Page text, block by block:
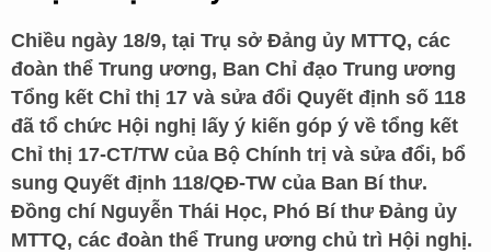
Chiều ngày 18/9, tại Trụ sở Đảng ủy MTTQ, các
đoàn thể Trung ương, Ban Chỉ đạo Trung ương
Tổng kết Chỉ thị 17 và sửa đổi Quyết định số 118
đã tổ chức Hội nghị lấy ý kiến góp ý về tổng kết
Chỉ thị 17-CT/TW của Bộ Chính trị và sửa đổi, bổ
sung Quyết định 118/QĐ-TW của Ban Bí thư.
Đồng chí Nguyễn Thái Học, Phó Bí thư Đảng ủy
MTTQ, các đoàn thể Trung ương chủ trì Hội nghị.